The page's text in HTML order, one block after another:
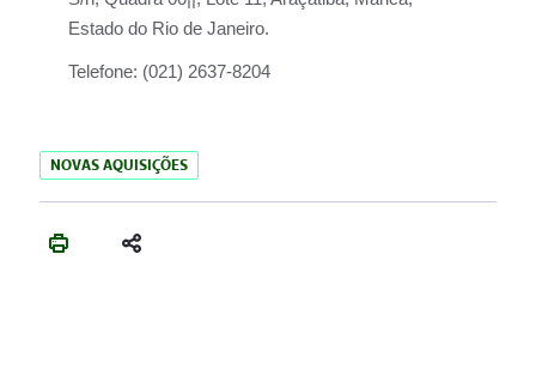
Estado do Rio de Janeiro.
Telefone: (021) 2637-8204
NOVAS AQUISIÇÕES